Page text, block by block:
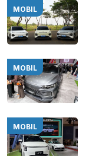
MOBIL
MOBIL
MOBIL